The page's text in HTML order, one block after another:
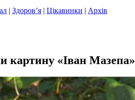
| Здоров’я | Цікавинки | Архів
картину «Іван Мазепа»